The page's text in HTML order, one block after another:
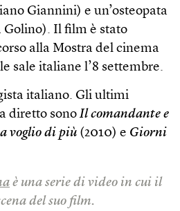
Giannini) e un’osteopata
Il film è stato
alla Mostra del cinema
sale italiane l’8 settembre.
italiano. Gli ultimi
diretto sono Il comandante e
voglio di più (2010) e Giorni
è una serie di video in cui il
del suo film.